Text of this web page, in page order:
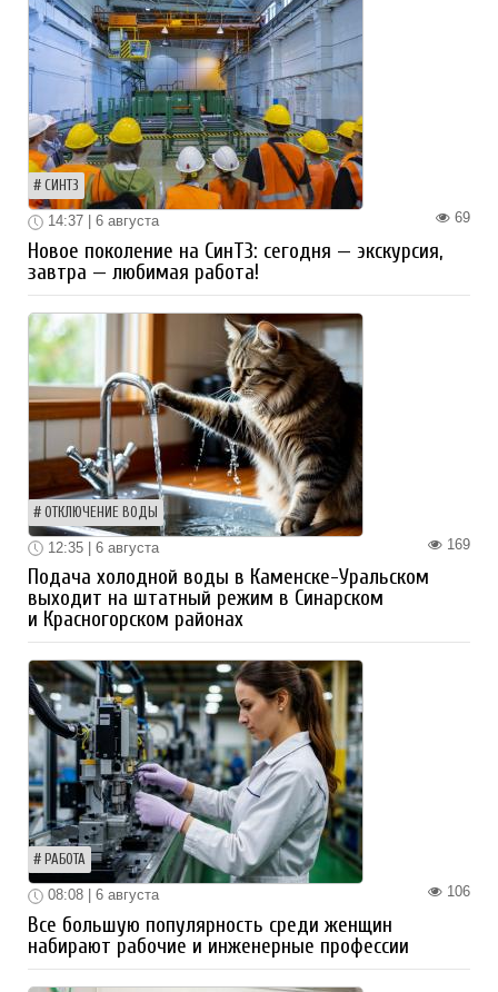
СИНТЗ
69
14:37 | 6 августа
Новое поколение на СинТЗ: сегодня — экскурсия,
завтра — любимая работа!
ОТКЛЮЧЕНИЕ ВОДЫ
169
12:35 | 6 августа
Подача холодной воды в Каменске-Уральском
выходит на штатный режим в Синарском
и Красногорском районах
РАБОТА
106
08:08 | 6 августа
Все большую популярность среди женщин
набирают рабочие и инженерные профессии